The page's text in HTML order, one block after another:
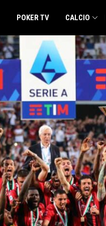
POKER TV CALCIO